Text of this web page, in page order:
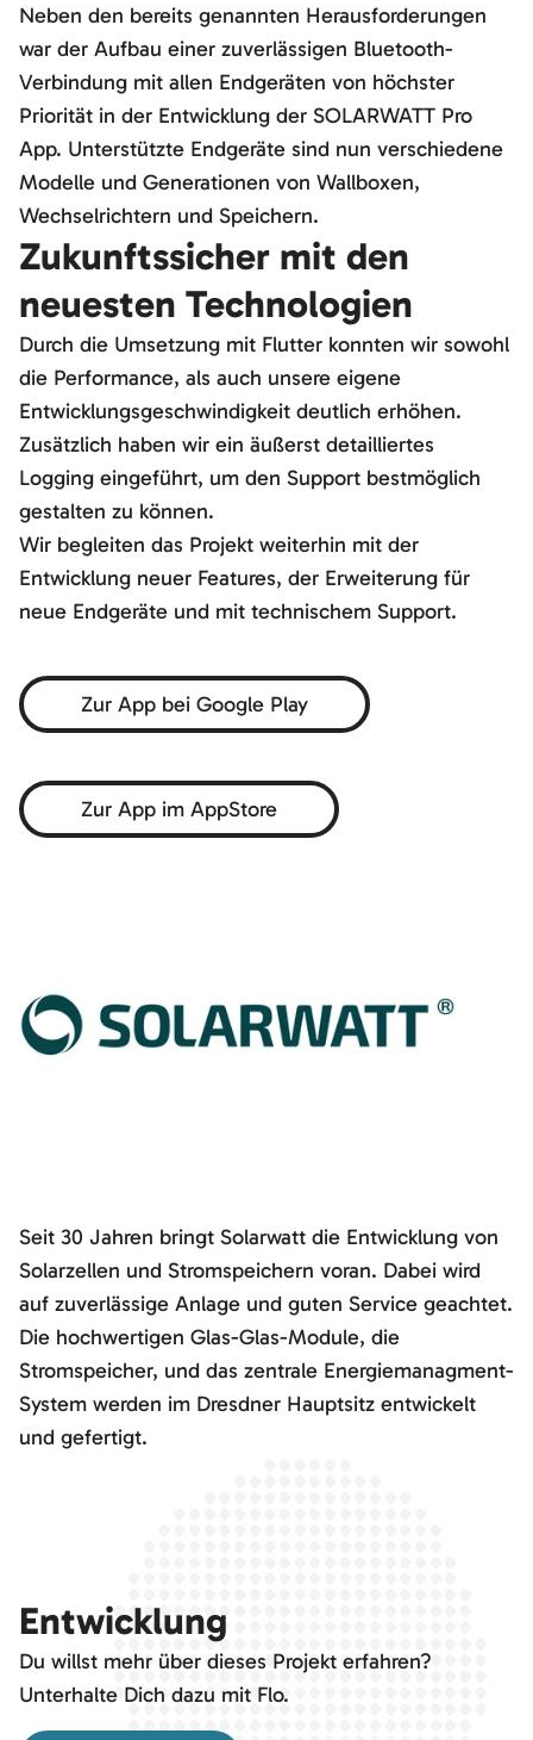
Neben den bereits genannten Herausforderungen
war der Aufbau einer zuverlässigen Bluetooth-
Verbindung mit allen Endgeräten von höchster
Priorität in der Entwicklung der SOLARWATT Pro
App. Unterstützte Endgeräte sind nun verschiedene
Modelle und Generationen von Wallboxen,
Wechselrichtern und Speichern.
Zukunftssicher mit den
neuesten Technologien
Durch die Umsetzung mit Flutter konnten wir sowohl
die Performance, als auch unsere eigene
Entwicklungsgeschwindigkeit deutlich erhöhen.
Zusätzlich haben wir ein äußerst detailliertes
Logging eingeführt, um den Support bestmöglich
gestalten zu können.
Wir begleiten das Projekt weiterhin mit der
Entwicklung neuer Features, der Erweiterung für
neue Endgeräte und mit technischem Support.
Zur App bei Google Play
Zur App im AppStore
Seit 30 Jahren bringt Solarwatt die Entwicklung von
Solarzellen und Stromspeichern voran. Dabei wird
auf zuverlässige Anlage und guten Service geachtet.
Die hochwertigen Glas-Glas-Module, die
Stromspeicher, und das zentrale Energiemanagment-
System werden im Dresdner Hauptsitz entwickelt
und gefertigt.
Entwicklung
Du willst mehr über dieses Projekt erfahren?
Unterhalte Dich dazu mit Flo.